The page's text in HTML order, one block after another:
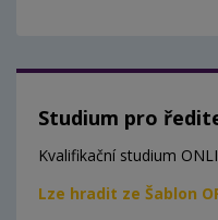
Studium pro
Kvalifikační studium
Lze hradit ze Šablon